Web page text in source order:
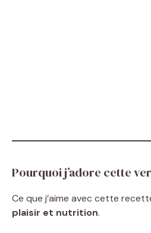
Pourquoi j’adore cette
Ce que j’aime avec cette
plaisir et nutrition.